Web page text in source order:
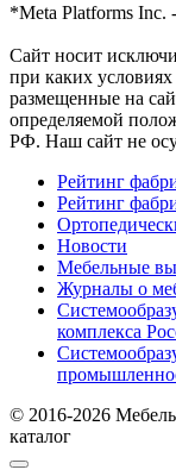
*Meta Platforms Inc.
Cайт носит
при каких
размещенные на
определяемой
РФ. Наш сайт не
Рейтинг
Рейтинг
Новости
Мебельные
Журналы о
комплекса
© 2016-2026
каталог